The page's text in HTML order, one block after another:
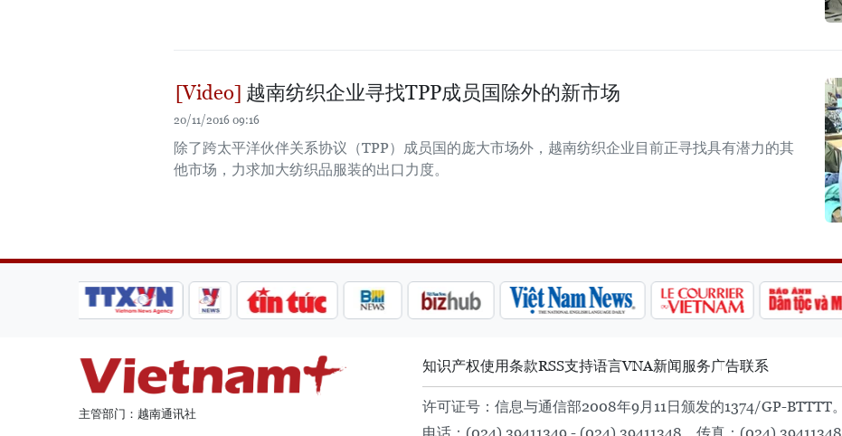
越南纺织企业寻找TPP成员国除外的新市场
20/11/2016 09:16
除了跨太平洋伙伴关系协议（TPP）成员国的庞大市场外，越南纺织企业目前正寻找具有潜力的其
他市场，力求加大纺织品服装的出口力度。
主管部门：越南通讯社
知识产权使用条款RSS支持语言VNA新闻服务广告联系
许可证号：信息与通信部2008年9月11日颁发的1374/GP-BTTTT。